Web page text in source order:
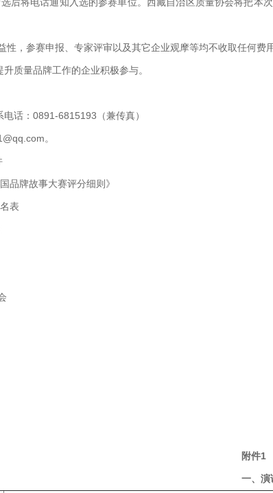
性，参赛申报、专家评审以及其它企业观摩等均不收取任何
质量品牌工作的企业积极参与。
话：0891-6815193（兼传真）
。
品牌故事大赛评分细则》
表
附件1
演讲比赛评分